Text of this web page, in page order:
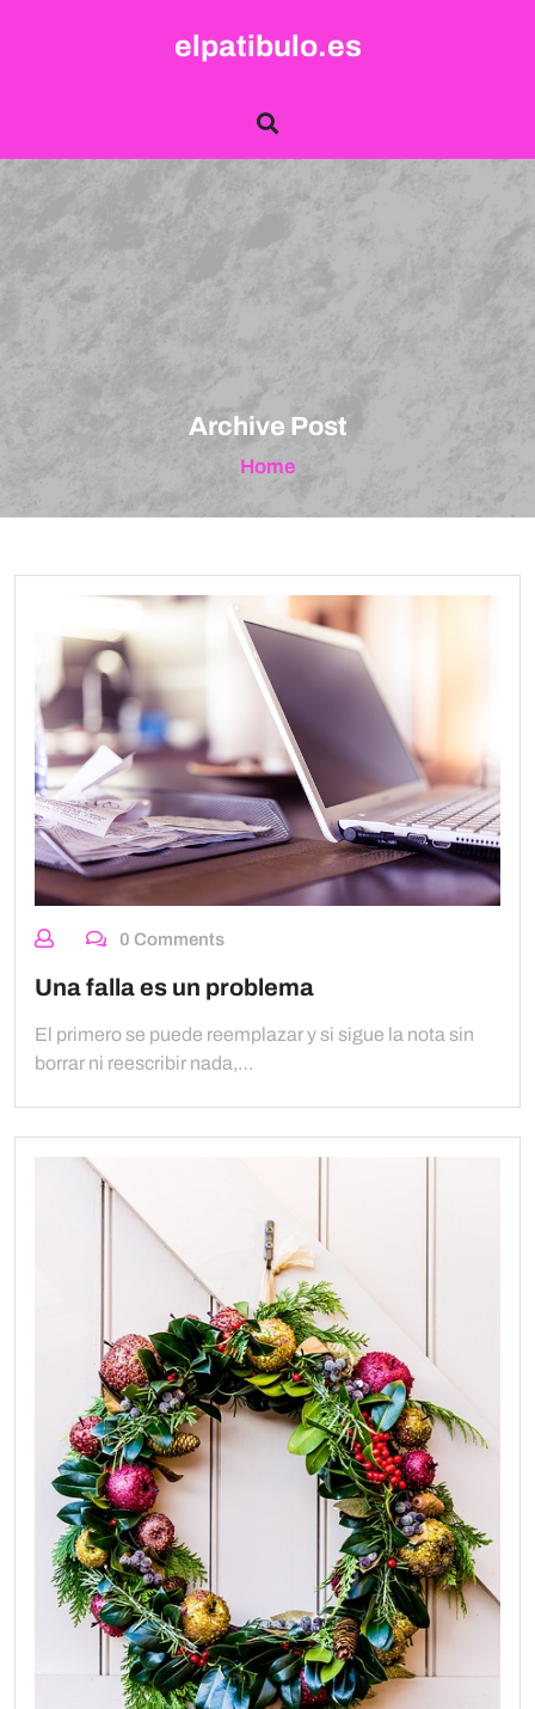
elpatibulo.es
Archive Post
Home
0 Comments
Una falla es un problema
El primero se puede reemplazar y si sigue la nota sin
borrar ni reescribir nada,…